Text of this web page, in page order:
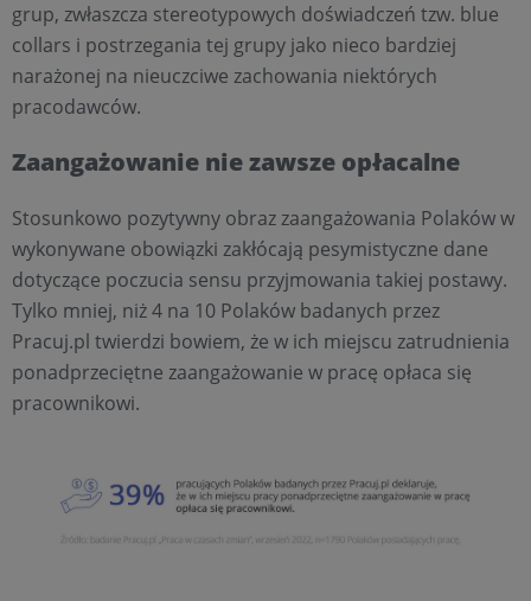
grup, zwłaszcza stereotypowych doświadczeń tzw. blue
collars i postrzegania tej grupy jako nieco bardziej
narażonej na nieuczciwe zachowania niektórych
pracodawców.
Zaangażowanie nie zawsze opłacalne
Stosunkowo pozytywny obraz zaangażowania Polaków w
wykonywane obowiązki zakłócają pesymistyczne dane
dotyczące poczucia sensu przyjmowania takiej postawy.
Tylko mniej, niż 4 na 10 Polaków badanych przez
Pracuj.pl twierdzi bowiem, że w ich miejscu zatrudnienia
ponadprzeciętne zaangażowanie w pracę opłaca się
pracownikowi.